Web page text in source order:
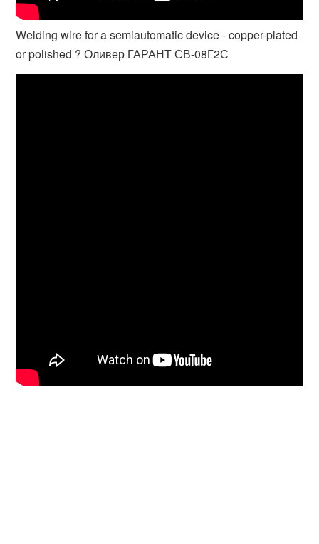
Welding wire for a semiautomatic device - copper-plated
or polished ? Оливер ГАРАНТ СВ-08Г2С